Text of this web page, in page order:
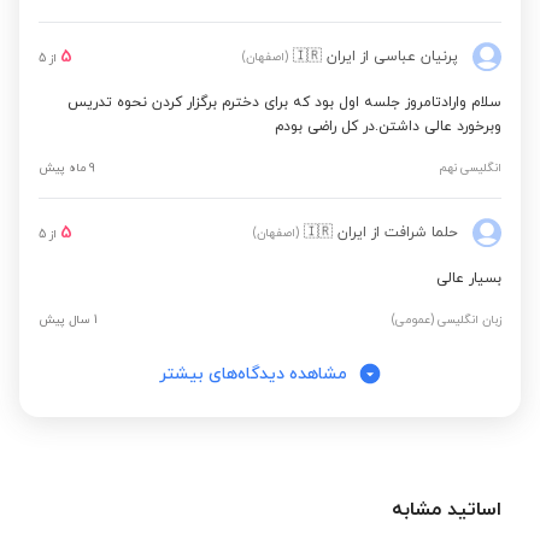
پرنیان عباسی از ایران 🇮🇷 (اصفهان) 5 از 5
سلام وارادتامروز جلسه اول بود که برای دخترم برگزار کردن نحوه تدریس
وبرخورد عالی داشتن.در کل راضی بودم
انگلیسی نهم 9 ماه پیش
حلما شرافت از ایران 🇮🇷 (اصفهان) 5 از 5
بسیار عالی
زبان انگلیسی (عمومی) 1 سال پیش
مشاهده دیدگاه‌های بیشتر
اساتید مشابه